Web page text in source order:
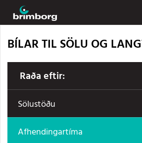
BÍLAR TIL SÖLU OG
Raða eftir:
Sölustöðu
Afhendingartíma